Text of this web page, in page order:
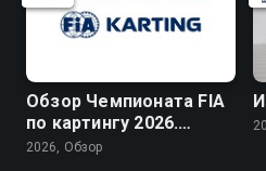
Обзор Чемпионата FIA
по картингу 2026.
Arrive and Drive
2026, Обзор